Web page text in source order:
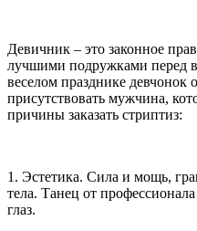
Девичник – это законное
лучшими подружками перед
веселом празднике девчонок
присутствовать мужчина,
причины заказать стриптиз:
1. Эстетика. Сила и мощь,
тела. Танец от
глаз.